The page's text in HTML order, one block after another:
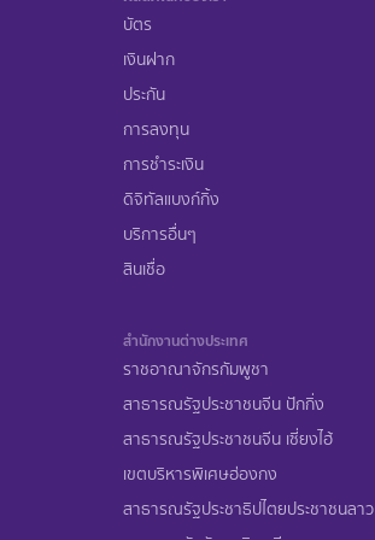
บัตร
เงินฝาก
ประกัน
การลงทุน
การชำระเงิน
ดิจิทัลแบงก์กิ้ง
บริการอื่นๆ
สินเชื่อ
สำนักงานต่างประเทศ
ราชอาณาจักรกัมพูชา
สาธารณรัฐประชาชนจีน ปักกิ่ง
สาธารณรัฐประชาชนจีน เซี่ยงไฮ้
เขตบริหารพิเศษฮ่องกง
สาธารณรัฐประชาธิปไตยประชาชนลาว